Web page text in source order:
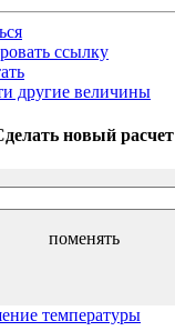
ссылку
другие величины
новый расчет
поменять
температуры